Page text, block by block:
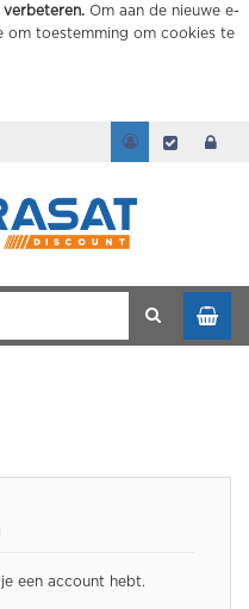
Om aan de nieuwe e-
om toestemming om cookies te
een account hebt.